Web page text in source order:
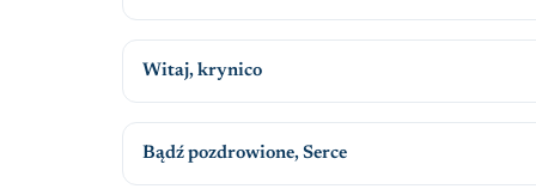
Witaj, krynico
Bądź pozdrowione, Serce